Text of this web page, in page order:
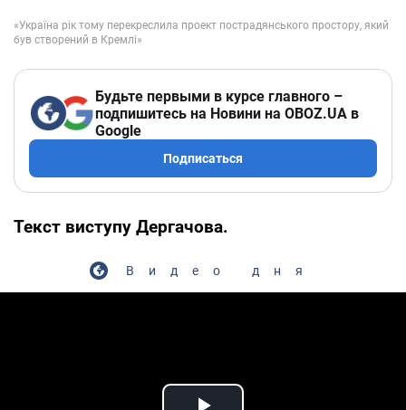
Будьте первыми в курсе главного –
подпишитесь на Новини на OBOZ.UA в
Google
Подписаться
Текст виступу Дергачова.
Видео дня